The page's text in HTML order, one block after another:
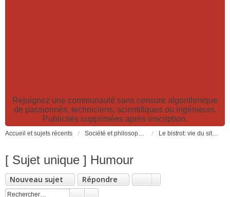
Rejoignez une communauté sans censure algorithmique
de passionnés, techniciens, scientifiques ou ingénieurs.
Publicités supprimées après inscription.
Accueil et sujets récents Société et philosophie. Sciences et technologies. Santé et prévention. Le bistrot: vie du site, loisirs et détente, humour et convivialité et Petites Annonces
[ Sujet unique ] Humour
Nouveau sujet Répondre